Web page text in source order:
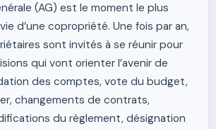
(AG) est le moment le plus
d’une copropriété. Une fois par an,
sont invités à se réunir pour
qui vont orienter l’avenir de
des comptes, vote du budget,
changements de contrats,
du règlement, désignation